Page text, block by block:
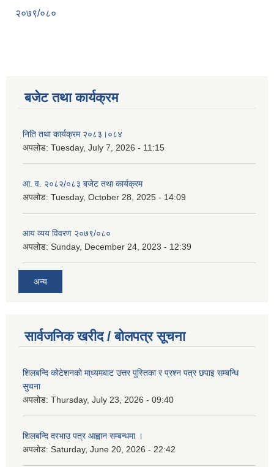
२०७९/०८०
बजेट तथा कार्यक्रम
निति तथा कार्यक्रम २०८३।०८४
अपलोड: Tuesday, July 7, 2026 - 11:15
आ. व. २०८२/०८३ बजेट तथा कार्यक्रम
अपलोड: Tuesday, October 28, 2025 - 14:09
आय व्यय विवरण २०७९/०८०
अपलोड: Sunday, December 24, 2023 - 12:39
अन्य
सार्वजनिक खरीद / बोलपत्र सूचना
शिलबन्दि कोटेशनको मा्ध्यमबाट उत्तर पुस्तिका र प्रश्न पत्र छपाइ सम्बन्धि
सुचना
अपलोड: Thursday, July 23, 2026 - 09:40
शिलबन्दि दरभाउ पत्र आह्वान सम्बन्धमा ।
अपलोड: Saturday, June 20, 2026 - 22:42